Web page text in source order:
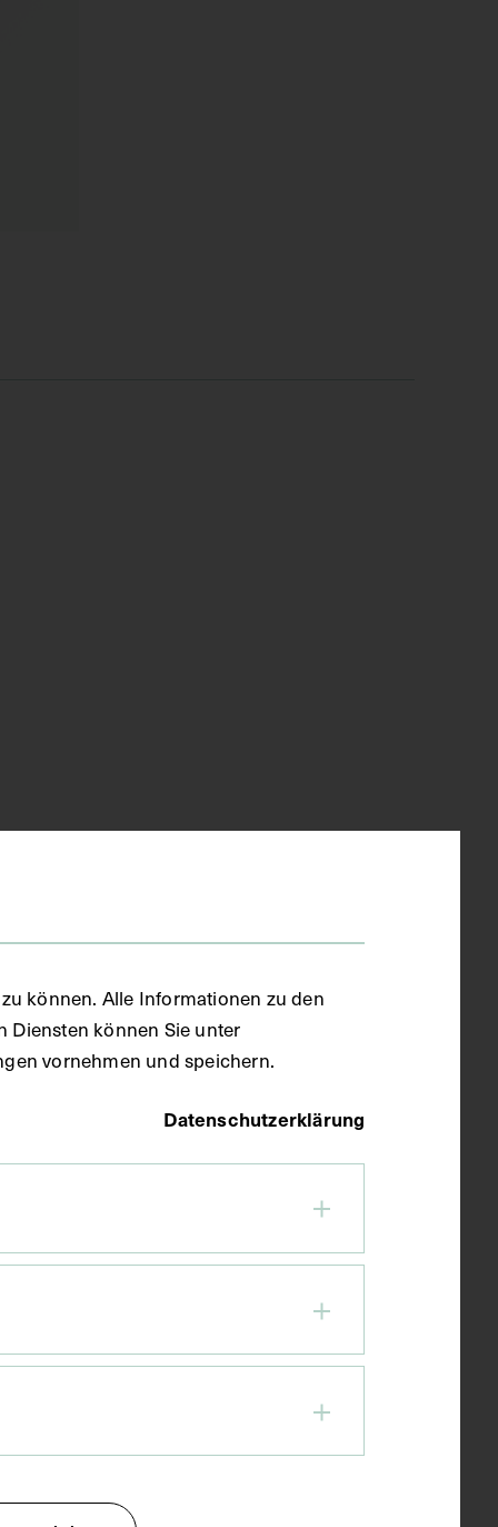
können. Alle Informationen zu den
Diensten können Sie unter
vornehmen und speichern.
Datenschutzerklärung